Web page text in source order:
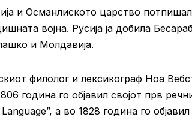
и Османлиското царство
војна. Русија ја добила
и Молдавија.
филолог и лексикограф Ноа
година го објавил својот прв
а во 1828 година го